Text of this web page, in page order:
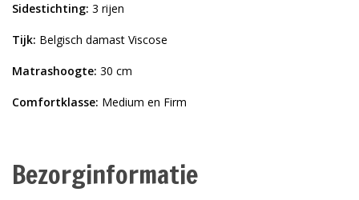
Sidestichting: 3 rijen
Tijk: Belgisch damast Viscose
Matrashoogte: 30 cm
Comfortklasse: Medium en Firm
Bezorginformatie